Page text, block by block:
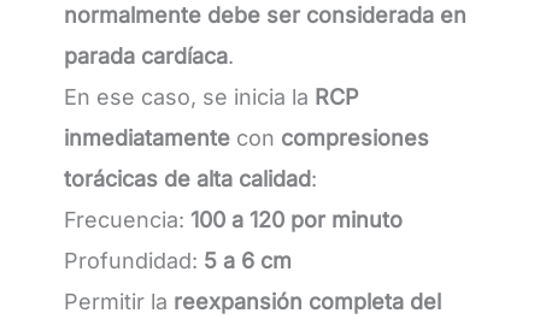
normalmente debe ser considerada en
parada cardíaca.
En ese caso, se inicia la RCP
inmediatamentecon compresiones
torácicas de alta calidad:
Frecuencia: 100 a 120 por minuto
Profundidad: 5 a 6 cm
Permitir la reexpansión completa del